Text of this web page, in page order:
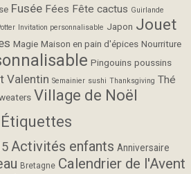
Fusée Fées Fête cactus Guirlande
Invitation personnalisable Japon Jouet
Magie Maison en pain d'épices Nourriture
Pingouins poussins
Valentin Semainier sushi Thanksgiving Thé
Village de Noël
Étiquettes
Activités enfants Anniversaire
Bretagne Calendrier de l'Avent